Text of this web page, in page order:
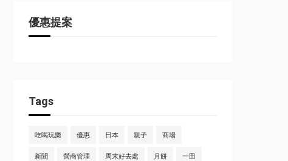
優惠提案
Tags
吃喝玩樂 優惠 日本 親子 商場
新聞 營商管理 周末好去處 月餅 一田